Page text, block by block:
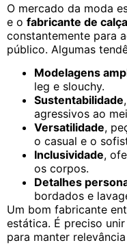
O mercado da moda
e o fabricante de
constantemente para
público. Algumas
Modelagens
leg e slouchy.
Sustentabilidade
agressivos ao
Versatilidade,
o casual e o
Inclusividade,
os corpos.
Detalhes
bordados e
Um bom fabricante
estática. É preciso
para manter